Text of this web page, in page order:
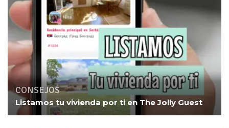
CONSEJOS
Listamos tu vivienda por ti en The Jolly Guest